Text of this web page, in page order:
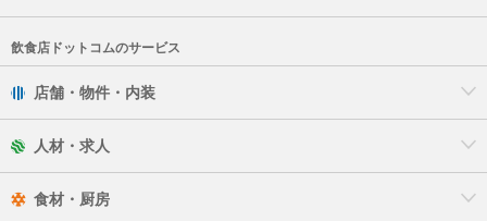
飲食店ドットコムのサービス
店舗・物件・内装
人材・求人
食材・厨房